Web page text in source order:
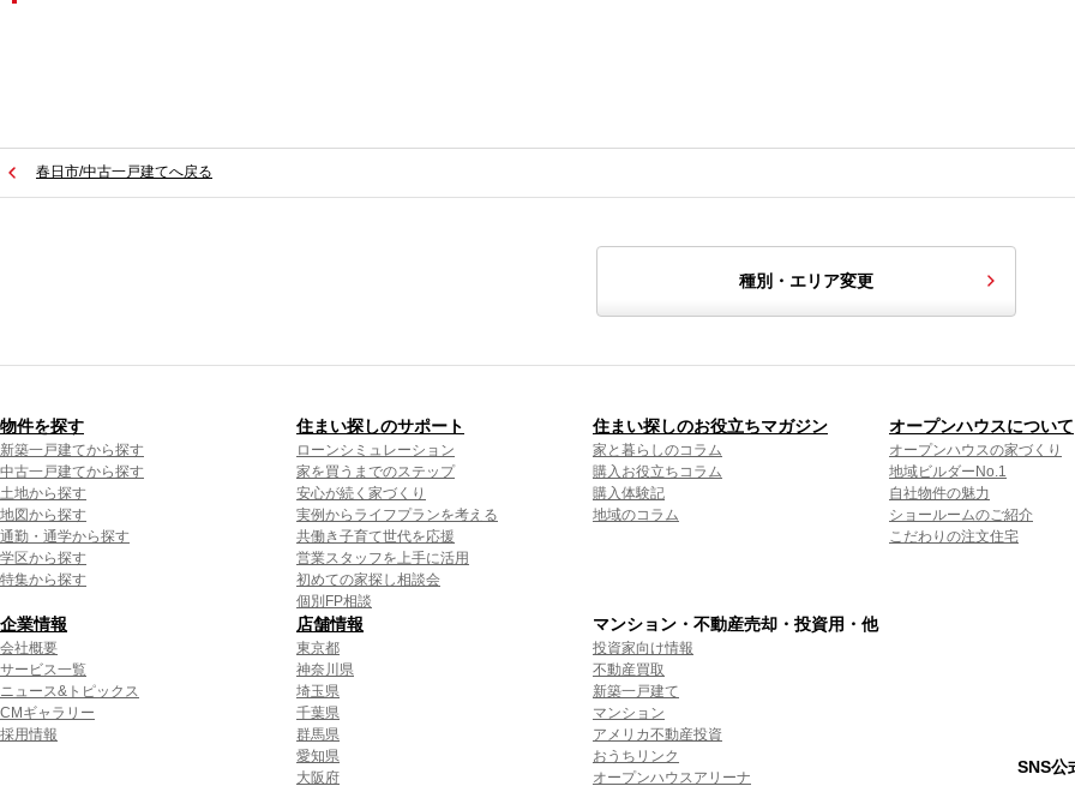
春日市/中古一戸建てへ戻る
種別・エリア変更
物件を探す
新築一戸建てから探す
中古一戸建てから探す
土地から探す
地図から探す
通勤・通学から探す
学区から探す
特集から探す
住まい探しのサポート
ローンシミュレーション
家を買うまでのステップ
安心が続く家づくり
実例からライフプランを考える
共働き子育て世代を応援
営業スタッフを上手に活用
初めての家探し相談会
個別FP相談
住まい探しのお役立ちマガジン
家と暮らしのコラム
購入お役立ちコラム
購入体験記
地域のコラム
オープンハウスについて
オープンハウスの家づくり
地域ビルダーNo.1
自社物件の魅力
ショールームのご紹介
こだわりの注文住宅
企業情報
会社概要
サービス一覧
ニュース&トピックス
CMギャラリー
採用情報
店舗情報
東京都
神奈川県
埼玉県
千葉県
群馬県
愛知県
大阪府
マンション・不動産売却・投資用・他
投資家向け情報
不動産買取
新築一戸建て
マンション
アメリカ不動産投資
おうちリンク
オープンハウスアリーナ
SNS公